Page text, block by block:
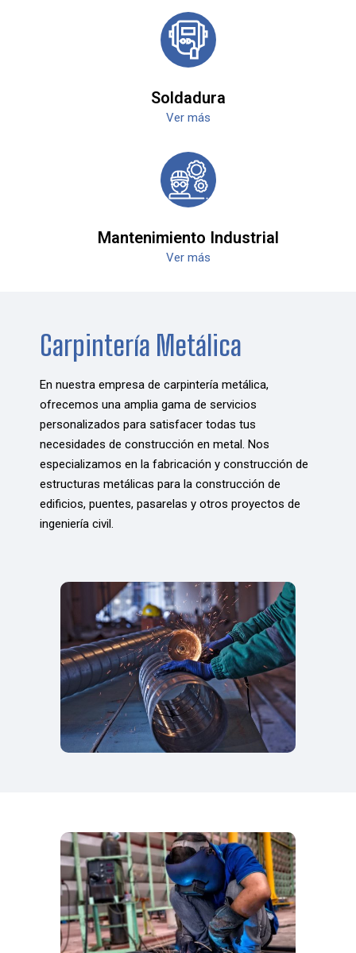
Soldadura
Ver más
Mantenimiento Industrial
Ver más
Carpintería Metálica
En nuestra empresa de carpintería metálica,
ofrecemos una amplia gama de servicios
personalizados para satisfacer todas tus
necesidades de construcción en metal. Nos
especializamos en la fabricación y construcción de
estructuras metálicas para la construcción de
edificios, puentes, pasarelas y otros proyectos de
ingeniería civil.